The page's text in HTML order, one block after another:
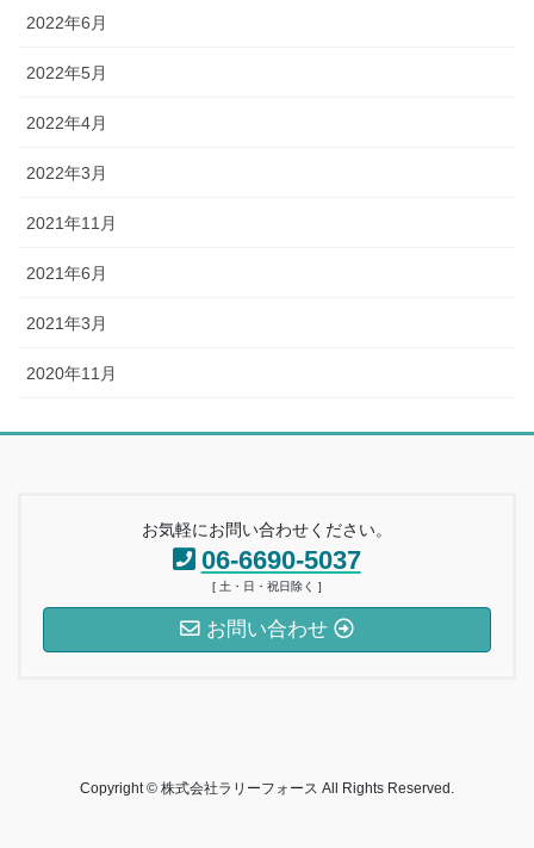
2022年6月
2022年5月
2022年4月
2022年3月
2021年11月
2021年6月
2021年3月
2020年11月
お気軽にお問い合わせください。
06-6690-5037
[ 土・日・祝日除く ]
お問い合わせ
Copyright © 株式会社ラリーフォース All Rights Reserved.